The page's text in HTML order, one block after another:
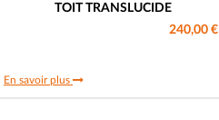
TOIT TRANSLUCIDE
240,00 €
En savoir plus